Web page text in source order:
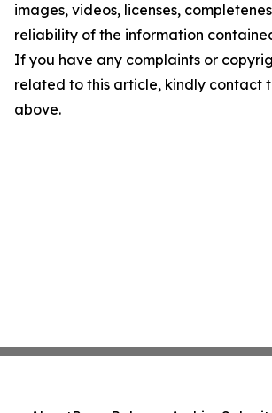
images, videos, licenses,
reliability of the information
If you have any complaints or
related to this article, kindly contact
above.